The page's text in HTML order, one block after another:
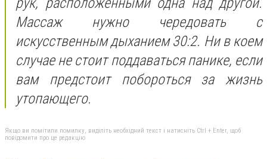
Массаж нужно чередовать с
искусственным дыханием 30:2. Ни в коем
случае не стоит поддаваться панике, если
вам предстоит побороться за жизнь
утопающего.
Якщо ви помітили помилку, виділіть необхідний текст і натисніть Ctrl + Enter, щоб
повідомити про це редакцію